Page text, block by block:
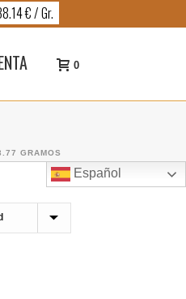
€ / Gr.
0
GRAMOS
Español